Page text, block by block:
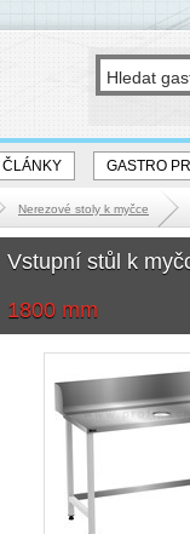
ČLÁNKY GASTRO
Nerezové stoly k myčce
Vstupní stůl k
1800 mm